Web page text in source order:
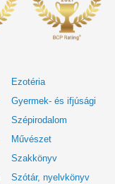
Ezotéria
Gyermek- és ifjúsági
Szépirodalom
Művészet
Szakkönyv
Szótár, nyelvkönyv